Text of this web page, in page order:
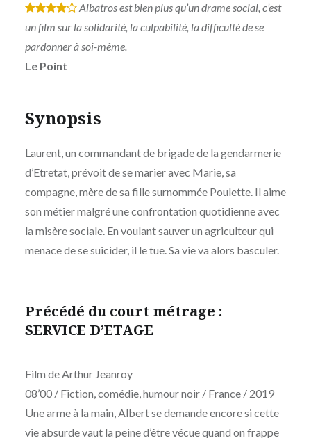
* * * *
Albatros est bien plus qu’un drame social, c’est
un film sur la solidarité, la culpabilité, la difficulté de se
pardonner à soi-même.
Le Point
Synopsis
Laurent, un commandant de brigade de la gendarmerie
d’Etretat, prévoit de se marier avec Marie, sa
compagne, mère de sa fille surnommée Poulette. Il aime
son métier malgré une confrontation quotidienne avec
la misère sociale. En voulant sauver un agriculteur qui
menace de se suicider, il le tue. Sa vie va alors basculer.
Précédé du court métrage :
SERVICE D’ETAGE
Film de Arthur Jeanroy
08’00 / Fiction, comédie, humour noir / France / 2019
Une arme à la main, Albert se demande encore si cette
vie absurde vaut la peine d’être vécue quand on frappe